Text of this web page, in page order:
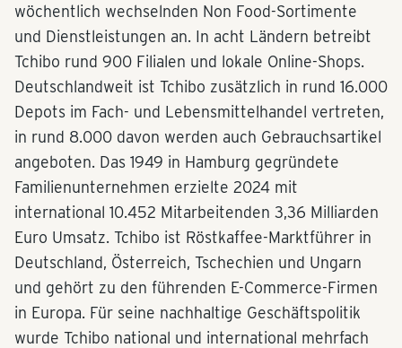
wöchentlich wechselnden Non Food-Sortimente
und Dienstleistungen an. In acht Ländern betreibt
Tchibo rund 900 Filialen und lokale Online-Shops.
Deutschlandweit ist Tchibo zusätzlich in rund 16.000
Depots im Fach- und Lebensmittelhandel vertreten,
in rund 8.000 davon werden auch Gebrauchsartikel
angeboten. Das 1949 in Hamburg gegründete
Familienunternehmen erzielte 2024 mit
international 10.452 Mitarbeitenden 3,36 Milliarden
Euro Umsatz. Tchibo ist Röstkaffee-Marktführer in
Deutschland, Österreich, Tschechien und Ungarn
und gehört zu den führenden E-Commerce-Firmen
in Europa. Für seine nachhaltige Geschäftspolitik
wurde Tchibo national und international mehrfach